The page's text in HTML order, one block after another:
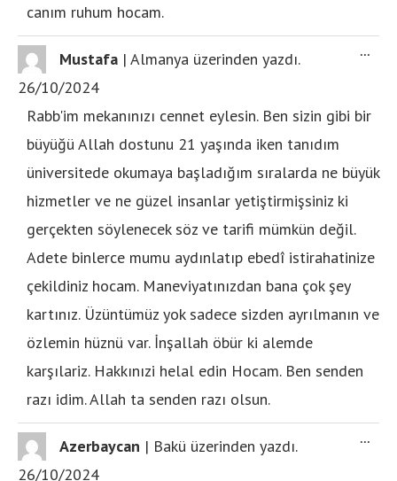
canım ruhum hocam.
Mustafa | Almanya üzerinden yazdı.
26/10/2024
Rabb'im mekanınızı cennet eylesin. Ben sizin gibi bir
büyüğü Allah dostunu 21 yaşında iken tanıdım
üniversitede okumaya başladığım sıralarda ne büyük
hizmetler ve ne güzel insanlar yetiştirmişsiniz ki
gerçekten söylenecek söz ve tarifi mümkün değil.
Adete binlerce mumu aydınlatıp ebedî istirahatinize
çekildiniz hocam. Maneviyatınızdan bana çok şey
kartınız. Üzüntümüz yok sadece sizden ayrılmanın ve
özlemin hüznü var. İnşallah öbür ki alemde
karşılariz. Hakkınızi helal edin Hocam. Ben senden
razı idim. Allah ta senden razı olsun.
...
Azerbaycan | Bakü üzerinden yazdı.
26/10/2024
...